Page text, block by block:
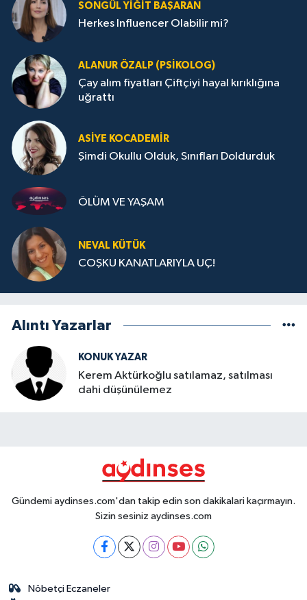
SONGÜL YIĞIT BAŞARAN
Herkes Influencer Olabilir mi?
ALANUR ÖZALP (PSIKOLOG)
Çay alım fiyatları Çiftçiyi hayal kırıklığına
uğrattı
ASIYE KOCADEMİR
Şimdi Okullu Olduk, Sınıfları Doldurduk
ÖLÜM VE YAŞAM
NEVAL KÜTÜK
COŞKU KANATLARIYLA UÇ!
Alıntı Yazarlar
KONUK YAZAR
Kerem Aktürkoğlu satılamaz, satılması
dahi düşünülemez
Gündemi aydinses.com'dan takip edin son dakikalari kaçırmayın.
Sizin sesiniz aydinses.com
Nöbetçi Eczaneler